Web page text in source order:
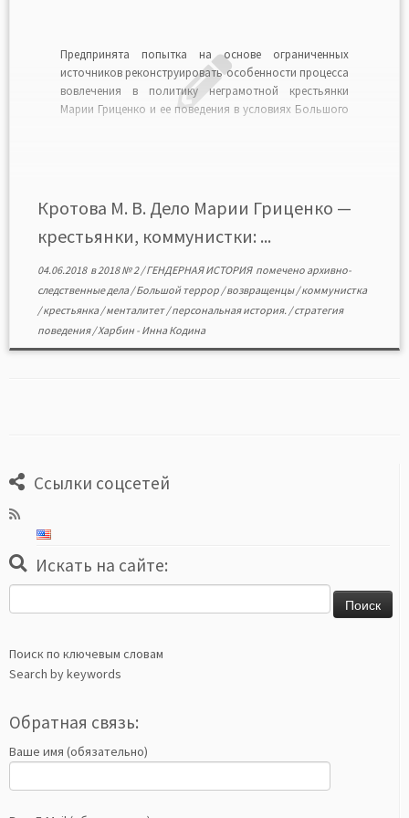
Предпринята попытка на основе ограниченных
источников реконструировать особенности процесса
вовлечения в политику неграмотной крестьянки
Марии Гриценко и ее поведения в условиях Большого
важным источником по реконструкции не только
биографии, […]
Кротова М. В. Дело Марии Гриценко —
крестьянки, коммунистки: ...
04.06.2018в2018 № 2/ГЕНДЕРНАЯ ИСТОРИЯ помечено архивно-
следственные дела/Большой террор /возвращенцы/коммунистка
/крестьянка/менталитет/персональная история. /стратегия
поведения/Харбин - Инна Кодина
Ссылки соцсетей
Искать на сайте:
Поиск по ключевым словам
Search by keywords
Обратная связь:
Ваше имя (обязательно)